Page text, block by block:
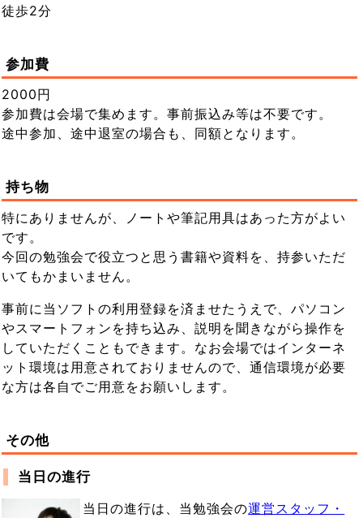
徒歩2分
参加費
2000円
参加費は会場で集めます。事前振込み等は不要です。
途中参加、途中退室の場合も、同額となります。
持ち物
特にありませんが、ノートや筆記用具はあった方がよい
です。
今回の勉強会で役立つと思う書籍や資料を、持参いただ
いてもかまいません。
事前に当ソフトの利用登録を済ませたうえで、パソコン
やスマートフォンを持ち込み、説明を聞きながら操作を
していただくこともできます。なお会場ではインターネ
ット環境は用意されておりませんので、通信環境が必要
な方は各自でご用意をお願いします。
その他
当日の進行
当日の進行は、当勉強会の運営スタッフ・